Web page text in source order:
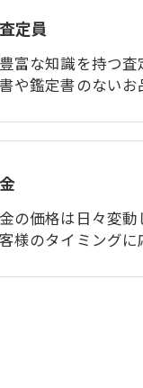
査定員
豊富な知識を持つ
書や鑑定書のない
金
金の価格は日々変
客様のタイミング